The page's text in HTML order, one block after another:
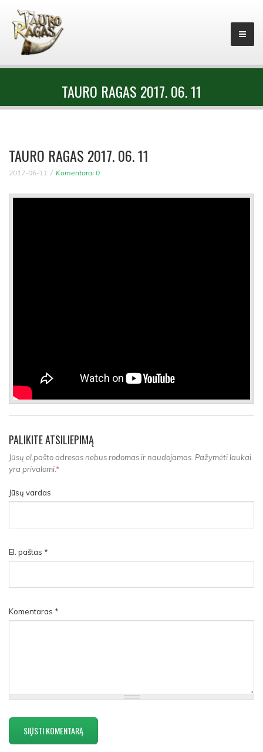
TAURO RAGAS 2017. 06. 11
TAURO RAGAS 2017. 06. 11
2017-06-11 Komentarai 0
PALIKITE ATSILIEPIMĄ
Jūsų el.pašto adresas nebus rodomas ir naudojamas. Pažymėti laukai
yra privalomi.*
Jūsų vardas
El. paštas *
Komentaras *